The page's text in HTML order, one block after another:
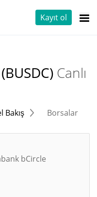
Kayıt ol
Canlı
Bakış Borsalar
bCircle